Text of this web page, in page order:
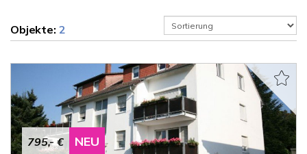
Objekte: 2
795,- € NEU